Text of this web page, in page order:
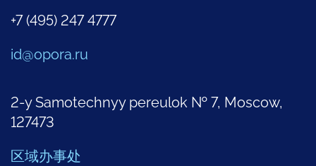
+7 (495) 247 4777
id@opora.ru
2-y Samotechnyy pereulok № 7, Moscow,
127473
区域办事处